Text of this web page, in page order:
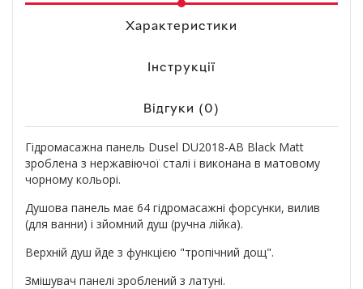
Характеристики
Інструкції
Відгуки (0)
Гідромасажна панель Dusel DU2018-АВ Black Matt
зроблена з нержавіючої сталі і виконана в матовому
чорному кольорі.
Душова панель має 64 гідромасажні форсунки, вилив
(для ванни) і зйомний душ (ручна лійка).
Верхній душ йде з функцією "тропічний дощ".
Змішувач панелі зроблений з латуні.